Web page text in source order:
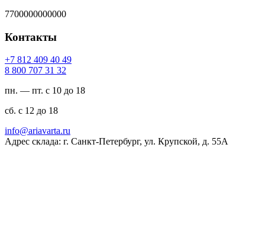
7700000000000
Контакты
94 04 904 218 7+
23 13 707 008 8
пн. — пт. с 10 до 18
сб. с 12 до 18
ur.atravaira@ofni
Адрес склада: г. Санкт-Петербург, ул. Крупской, д. 55А